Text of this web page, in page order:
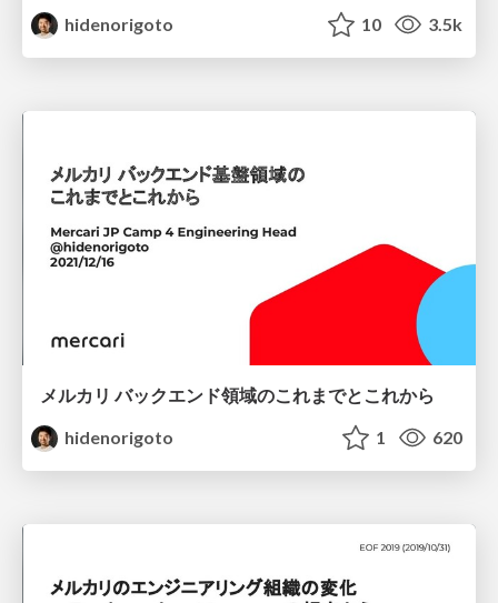
hidenorigoto
10 3.5k
メルカリ バックエンド領域のこれまでとこれから
hidenorigoto
1 620